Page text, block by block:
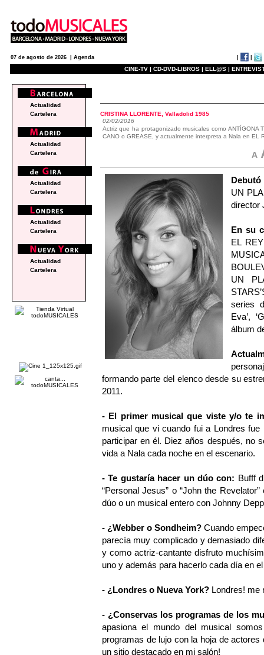
07 de agosto de 2026 | Agenda
CINE-TV | CD-DVD-LIBROS | ELL@S |
CRISTINA LLORENTE, Valladolid 1985
02/02/2016
Actriz que ha protagonizado musicales como ANTÍGONA
CANO o GREASE, y actualmente interpreta a Nala en EL
Debutó
UN
director
En su
EL
UN
series
Eva’,
álbum
formando parte del elenco desde su
2011.
- El primer musical que viste y/o te
musical que vi cuando fui a Londres
participar en él. Diez años después, no
vida a Nala cada noche en el escenario.
- Te gustaría hacer un dúo con: Bufff
“Personal Jesus” o “John the
dúo o un musical entero con Johnny
- ¿Webber o Sondheim?Cuando
parecía muy complicado y demasiado
y como actriz-cantante disfruto
uno y además para hacerlo cada día en
- ¿Londres o Nueva York?Londres! me
- ¿Conservas los programas de los
apasiona el mundo del musical
programas de lujo con la hoja de
un sitio destacado en mi salón!
Actualidad
Cartelera
Actualidad
Cartelera
Actualidad
Cartelera
Actualidad
Cartelera
Actualidad
Cartelera